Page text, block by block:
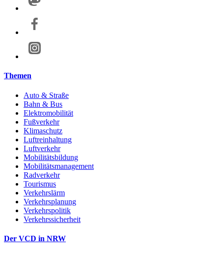
Themen
Auto & Straße
Bahn & Bus
Elektromobilität
Fußverkehr
Klimaschutz
Luftreinhaltung
Luftverkehr
Mobilitätsbildung
Mobilitätsmanagement
Radverkehr
Tourismus
Verkehrslärm
Verkehrsplanung
Verkehrspolitik
Verkehrssicherheit
Der VCD in NRW